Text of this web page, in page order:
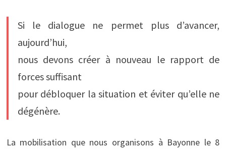
Si le dialogue ne permet plus d’avancer,
aujourd’hui,
nous devons créer à nouveau le rapport de
forces suffisant
pour débloquer la situation et éviter qu’elle ne
dégénère.
La mobilisation que nous organisons à Bayonne le 8